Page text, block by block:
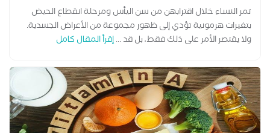
تمر النساء خلال اقترابهن من سن اليأس ومرحلة انقطاع الحيض
بتغيرات هرمونية تؤدي إلى ظهور مجموعة من الأعراض الجسدية.
ولا يقتصر الأمر على ذلك فقط، بل قد ...إقرأ المقال كامل